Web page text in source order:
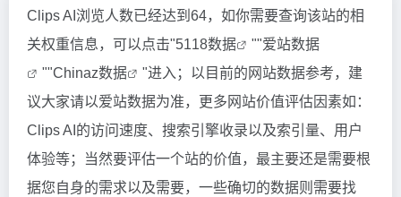
Clips AI浏览人数已经达到64，如你需要查询该站的相
关权重信息，可以点击"5118数据 ""爱站数据
""Chinaz数据
"进入；以目前的网站数据参考，建
议大家请以爱站数据为准，更多网站价值评估因素如：
Clips AI的访问速度、搜索引擎收录以及索引量、用户
体验等；当然要评估一个站的价值，最主要还是需要根
据您自身的需求以及需要，一些确切的数据则需要找